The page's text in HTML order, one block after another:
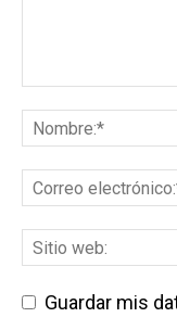
Guardar mis